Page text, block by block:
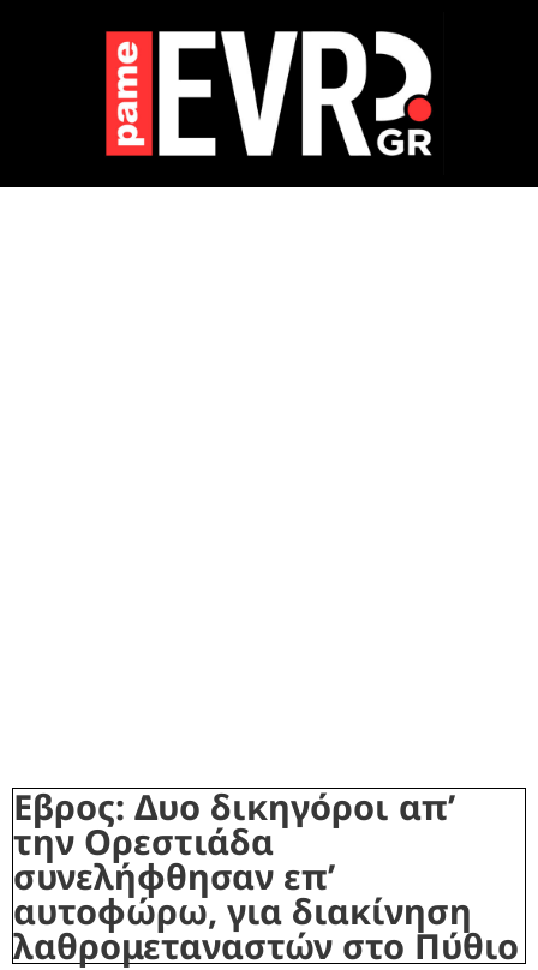
Εβρος: Δυο δικηγόροι απ’
την Ορεστιάδα
συνελήφθησαν επ’
αυτοφώρω, για διακίνηση
λαθρομεταναστών στο Πύθιο